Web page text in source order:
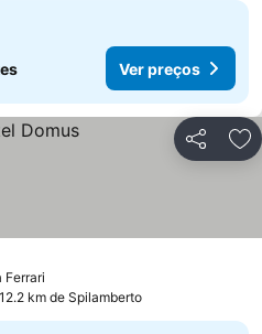
Ver preços
Partilhar
Ferrari
km de Spilamberto